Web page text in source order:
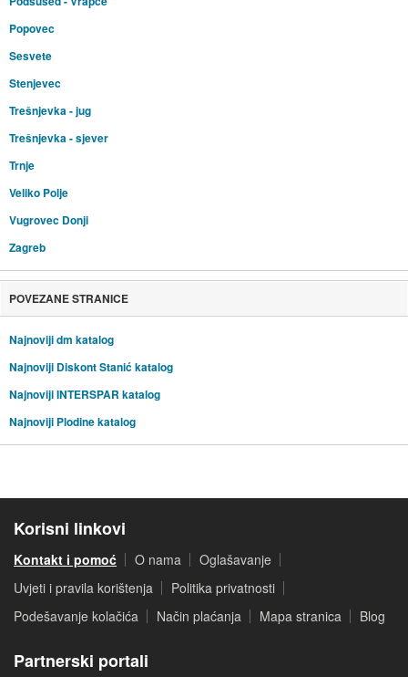
Popovec
Sesvete
Stenjevec
Trešnjevka - jug
Trešnjevka - sjever
Trnje
Veliko Polje
Vugrovec Donji
Zagreb
POVEZANE STRANICE
Najnoviji dm katalog
Najnoviji Diskont Stanić katalog
Najnoviji INTERSPAR katalog
Najnoviji Plodine katalog
Korisni linkovi
Kontakt i pomoć O nama
Oglašavanje
Uvjeti i pravila korištenja
Politika privatnosti
Podešavanje kolačića
Način plaćanja Mapa stranica Blog
Partnerski portali